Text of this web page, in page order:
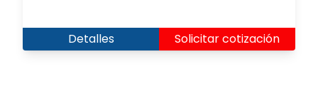
Detalles Solicitar cotización